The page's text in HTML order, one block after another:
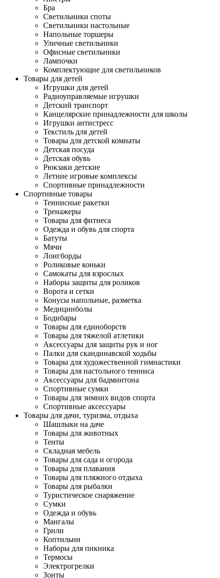
Бра
Светильники споты
Светильники настольные
Напольные торшеры
Уличные светильники
Офисные светильники
Лампочки
Комплектующие для светильников
Товары для детей
Игрушки для детей
Радиоуправляемые игрушки
Детский транспорт
Канцелярские принадлежности для школы
Игрушки антистресс
Текстиль для детей
Товары для детской комнаты
Детская посуда
Детская обувь
Рюкзаки детские
Летние игровые комплексы
Спортивные принадлежности
Спортивные товары
Теннисные ракетки
Тренажеры
Товары для фитнеса
Одежда и обувь для спорта
Батуты
Мячи
Лонгборды
Роликовые коньки
Самокаты для взрослых
Наборы защиты для роликов
Ворота и сетки
Конусы напольные, разметка
Медицинболы
Бодибары
Товары для единоборств
Товары для тяжелой атлетики
Аксессуары для защиты рук и ног
Палки для скандинавской ходьбы
Товары для художественной гимнастики
Товары для настольного тенниса
Аксессуары для бадминтона
Спортивные сумки
Товары для зимних видов спорта
Спортивные аксессуары
Товары для дачи, туризма, отдыха
Шашлыки на даче
Товары для животных
Тенты
Складная мебель
Товары для сада и огорода
Товары для плавания
Товары для пляжного отдыха
Товары для рыбалки
Туристическое снаряжение
Сумки
Одежда и обувь
Мангалы
Грили
Коптильни
Наборы для пикника
Термосы
Электрогрелки
Зонты